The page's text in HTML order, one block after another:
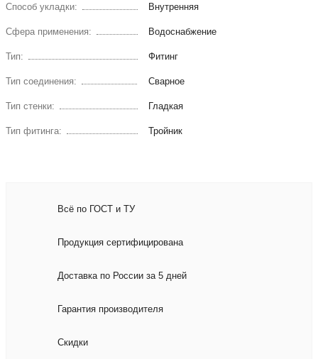
Способ укладки: Внутренняя
Сфера применения: Водоснабжение
Тип: Фитинг
Тип соединения: Сварное
Тип стенки: Гладкая
Тип фитинга: Тройник
Всё по ГОСТ и ТУ
Продукция сертифицирована
Доставка по России за 5 дней
Гарантия производителя
Скидки